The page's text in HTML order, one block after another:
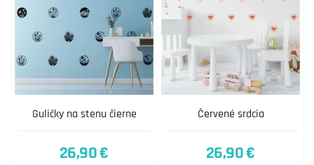
Guličky na stenu čierne
26,90 €
Červené srdcia
26,90 €